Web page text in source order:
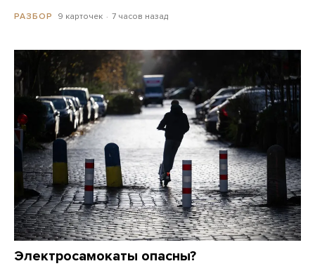
РАЗБОР 9 карточек 7 часов назад
Электросамокаты опасны?